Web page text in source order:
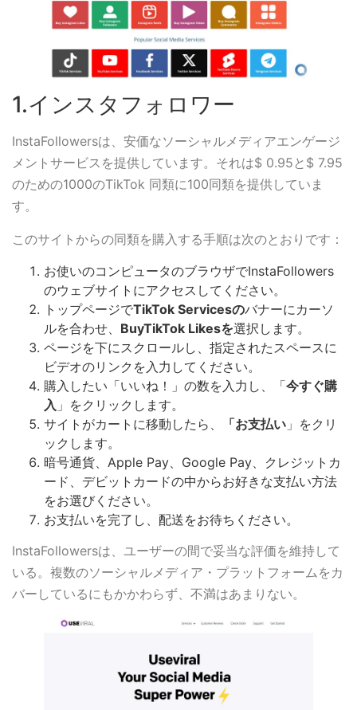
1.インスタフォロワー
InstaFollowersは、安価なソーシャルメディアエンゲージ
メントサービスを提供しています。それは$ 0.95と$ 7.95
のための1000のTikTok 同類に100同類を提供していま
す。
このサイトからの同類を購入する手順は次のとおりです：
お使いのコンピュータのブラウザでInstaFollowers
のウェブサイトにアクセスしてください。
トップページでTikTok Servicesのバナーにカーソ
ルを合わせ、 BuyTikTok Likesを選択します。
ページを下にスクロールし、指定されたスペースに
ビデオのリンクを入力してください。
購入したい「いいね！」の数を入力し、「今すぐ購
入 」をクリックします。
サイトがカートに移動したら、
「お支払い 」をクリ
ックします。
暗号通貨、Apple Pay、Google Pay、クレジットカ
ード、デビットカードの中からお好きな支払い方法
をお選びください。
お支払いを完了し、配送をお待ちください。
InstaFollowersは、ユーザーの間で妥当な評価を維持して
いる。複数のソーシャルメディア・プラットフォームをカ
バーしているにもかかわらず、不満はあまりない。